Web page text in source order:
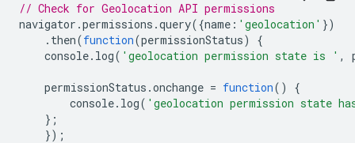
// Check for Geolocation API permissions
navigator .permissions .query({name : 'geolocation' })
. then(function(permissionStatus)
{
console. log( 'geolocation permission state is ' ,
permissionStatus .onchange = function()
{
console. log( 'geolocation permission state
};
});